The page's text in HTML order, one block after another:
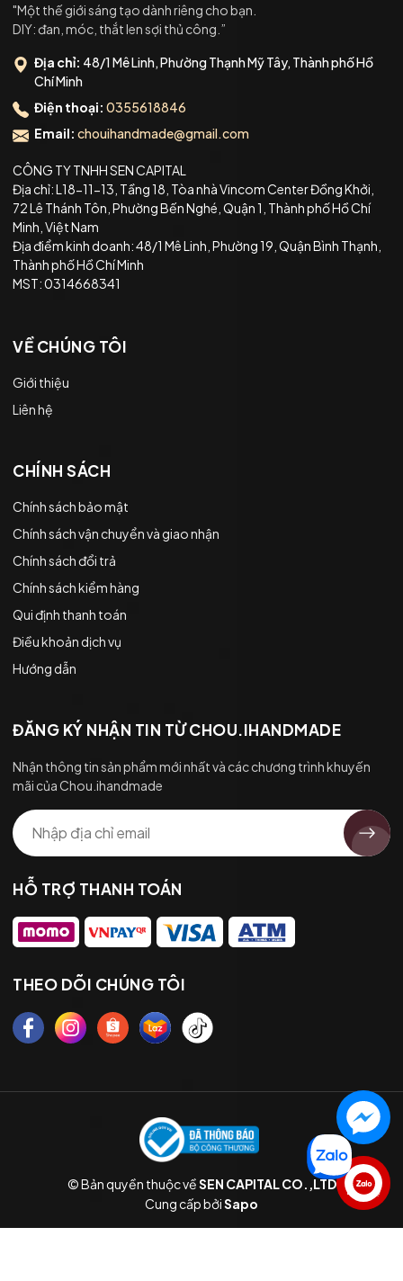
"Một thế giới sáng tạo dành riêng cho bạn.
DIY: đan, móc, thắt len sợi thủ công.”
Địa chỉ: 48/1 Mê Linh, Phường Thạnh Mỹ Tây, Thành phố Hồ
Chí Minh
Điện thoại: 0355618846
Email: chouihandmade@gmail.com
CÔNG TY TNHH SEN CAPITAL
Địa chỉ: L18-11-13, Tầng 18, Tòa nhà Vincom Center Đồng Khởi,
72 Lê Thánh Tôn, Phường Bến Nghé, Quận 1, Thành phố Hồ Chí
Minh, Việt Nam
Địa điểm kinh doanh: 48/1 Mê Linh, Phường 19, Quận Bình Thạnh,
Thành phố Hồ Chí Minh
MST: 0314668341
VỀ CHÚNG TÔI
Giới thiệu
Liên hệ
CHÍNH SÁCH
Chính sách bảo mật
Chính sách vận chuyển và giao nhận
Chính sách đổi trả
Chính sách kiểm hàng
Qui định thanh toán
Điều khoản dịch vụ
Hướng dẫn
ĐĂNG KÝ NHẬN TIN TỪ CHOU.IHANDMADE
Nhận thông tin sản phẩm mới nhất và các chương trình khuyến
mãi của Chou.ihandmade
HỖ TRỢ THANH TOÁN
THEO DÕI CHÚNG TÔI
© Bản quyền thuộc vềSEN CAPITAL CO.,LTD
Cung cấp bởiSapo
Liên hệ